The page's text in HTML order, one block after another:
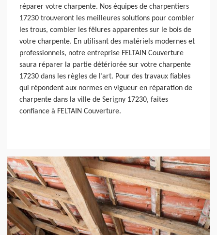
réparer votre charpente. Nos équipes de charpentiers
17230 trouveront les meilleures solutions pour combler
les trous, combler les fêlures apparentes sur le bois de
votre charpente. En utilisant des matériels modernes et
professionnels, notre entreprise FELTAIN Couverture
saura réparer la partie détériorée sur votre charpente
17230 dans les règles de l’art. Pour des travaux fiables
qui répondent aux normes en vigueur en réparation de
charpente dans la ville de Serigny 17230, faites
confiance à FELTAIN Couverture.